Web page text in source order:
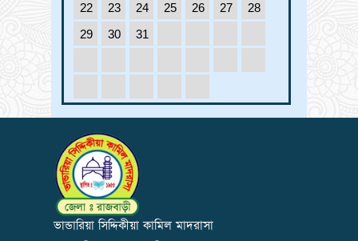
22
23 24 25 26 27
28
29
30 31
ভান্ডারিয়া সিদ্দিকীয়া কামিল মাদরাসা